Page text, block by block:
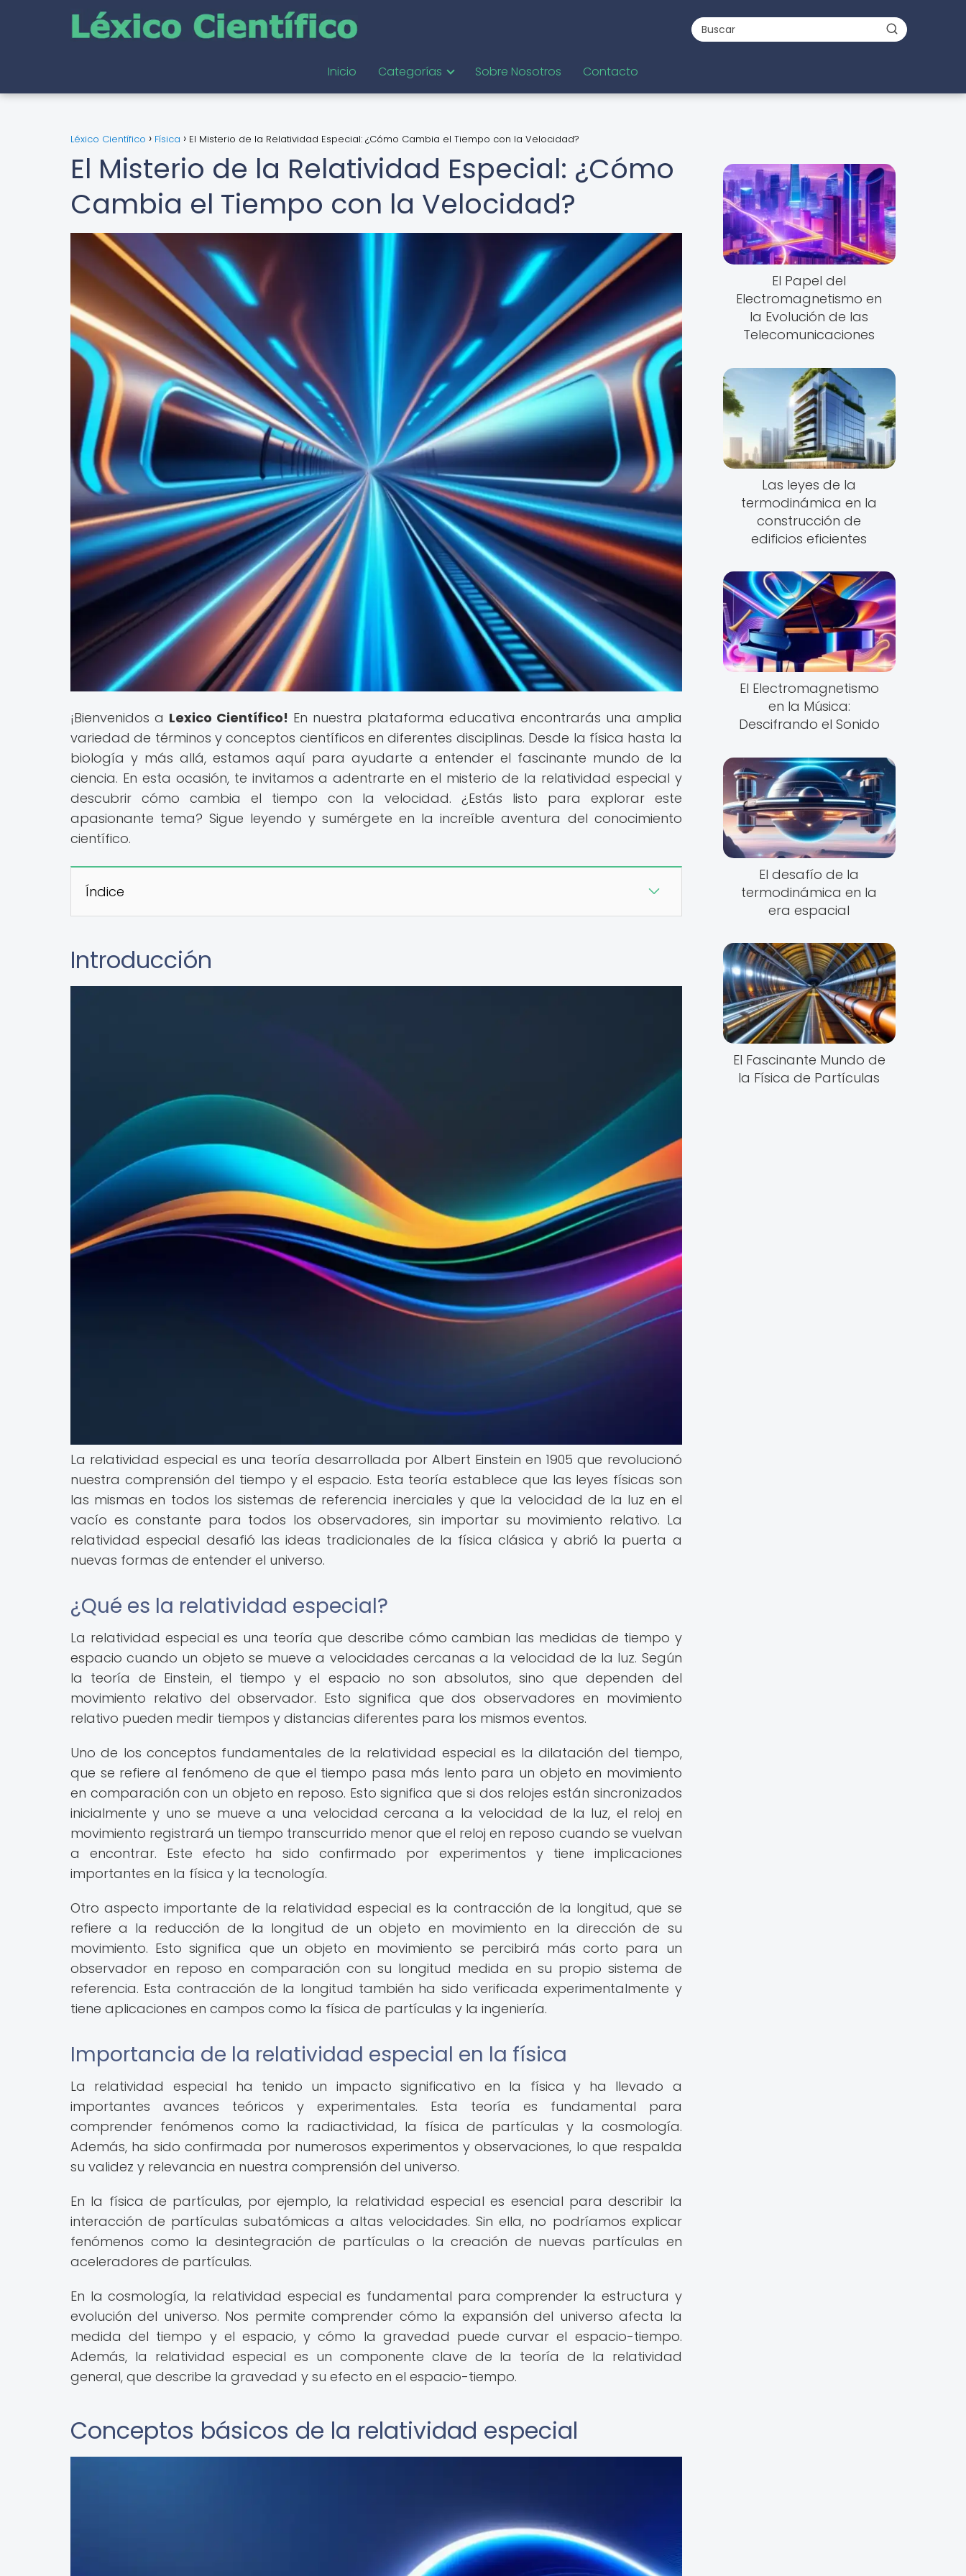
Inicio Categorías Sobre Nosotros Contacto
Léxico Científico Física El Misterio de la Relatividad Especial: ¿Cómo Cambia el Tiempo con la Velocidad?
El Misterio de la Relatividad Especial: ¿Cómo
Cambia el Tiempo con la Velocidad?
¡Bienvenidos a Lexico Científico! En nuestra plataforma educativa encontrarás una amplia
variedad de términos y conceptos científicos en diferentes disciplinas. Desde la física hasta la
biología y más allá, estamos aquí para ayudarte a entender el fascinante mundo de la
ciencia. En esta ocasión, te invitamos a adentrarte en el misterio de la relatividad especial y
descubrir cómo cambia el tiempo con la velocidad. ¿Estás listo para explorar este
apasionante tema? Sigue leyendo y sumérgete en la increíble aventura del conocimiento
científico.
Índice
Introducción
La relatividad especial es una teoría desarrollada por Albert Einstein en 1905 que revolucionó
nuestra comprensión del tiempo y el espacio. Esta teoría establece que las leyes físicas son
las mismas en todos los sistemas de referencia inerciales y que la velocidad de la luz en el
vacío es constante para todos los observadores, sin importar su movimiento relativo. La
relatividad especial desafió las ideas tradicionales de la física clásica y abrió la puerta a
nuevas formas de entender el universo.
¿Qué es la relatividad especial?
La relatividad especial es una teoría que describe cómo cambian las medidas de tiempo y
espacio cuando un objeto se mueve a velocidades cercanas a la velocidad de la luz. Según
la teoría de Einstein, el tiempo y el espacio no son absolutos, sino que dependen del
movimiento relativo del observador. Esto significa que dos observadores en movimiento
relativo pueden medir tiempos y distancias diferentes para los mismos eventos.
Uno de los conceptos fundamentales de la relatividad especial es la dilatación del tiempo,
que se refiere al fenómeno de que el tiempo pasa más lento para un objeto en movimiento
en comparación con un objeto en reposo. Esto significa que si dos relojes están sincronizados
inicialmente y uno se mueve a una velocidad cercana a la velocidad de la luz, el reloj en
movimiento registrará un tiempo transcurrido menor que el reloj en reposo cuando se vuelvan
a encontrar. Este efecto ha sido confirmado por experimentos y tiene implicaciones
importantes en la física y la tecnología.
Otro aspecto importante de la relatividad especial es la contracción de la longitud, que se
refiere a la reducción de la longitud de un objeto en movimiento en la dirección de su
movimiento. Esto significa que un objeto en movimiento se percibirá más corto para un
observador en reposo en comparación con su longitud medida en su propio sistema de
referencia. Esta contracción de la longitud también ha sido verificada experimentalmente y
tiene aplicaciones en campos como la física de partículas y la ingeniería.
Importancia de la relatividad especial en la física
La relatividad especial ha tenido un impacto significativo en la física y ha llevado a
importantes avances teóricos y experimentales. Esta teoría es fundamental para
comprender fenómenos como la radiactividad, la física de partículas y la cosmología.
Además, ha sido confirmada por numerosos experimentos y observaciones, lo que respalda
su validez y relevancia en nuestra comprensión del universo.
En la física de partículas, por ejemplo, la relatividad especial es esencial para describir la
interacción de partículas subatómicas a altas velocidades. Sin ella, no podríamos explicar
fenómenos como la desintegración de partículas o la creación de nuevas partículas en
aceleradores de partículas.
En la cosmología, la relatividad especial es fundamental para comprender la estructura y
evolución del universo. Nos permite comprender cómo la expansión del universo afecta la
medida del tiempo y el espacio, y cómo la gravedad puede curvar el espacio-tiempo.
Además, la relatividad especial es un componente clave de la teoría de la relatividad
general, que describe la gravedad y su efecto en el espacio-tiempo.
Conceptos básicos de la relatividad especial
El Papel del
Electromagnetismo en
la Evolución de las
Telecomunicaciones
Las leyes de la
termodinámica en la
construcción de
edificios eficientes
El Electromagnetismo
en la Música:
Descifrando el Sonido
El desafío de la
termodinámica en la
era espacial
El Fascinante Mundo de
la Física de Partículas